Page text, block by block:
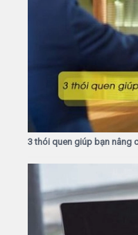
3 thói quen giúp bạn nâng